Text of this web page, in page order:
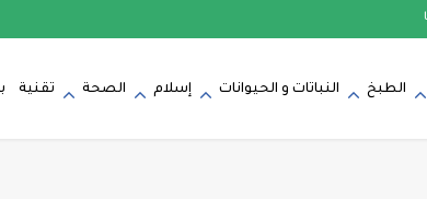
الطبخ النباتات و الحيوانات إسلام الصحة تقنية